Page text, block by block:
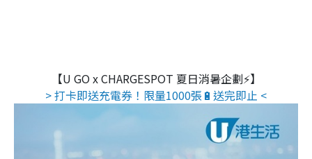
【U GO x CHARGESPOT 夏日消暑企劃⚡】
> 打卡即送充電券！限量1000張🔋送完即止 <